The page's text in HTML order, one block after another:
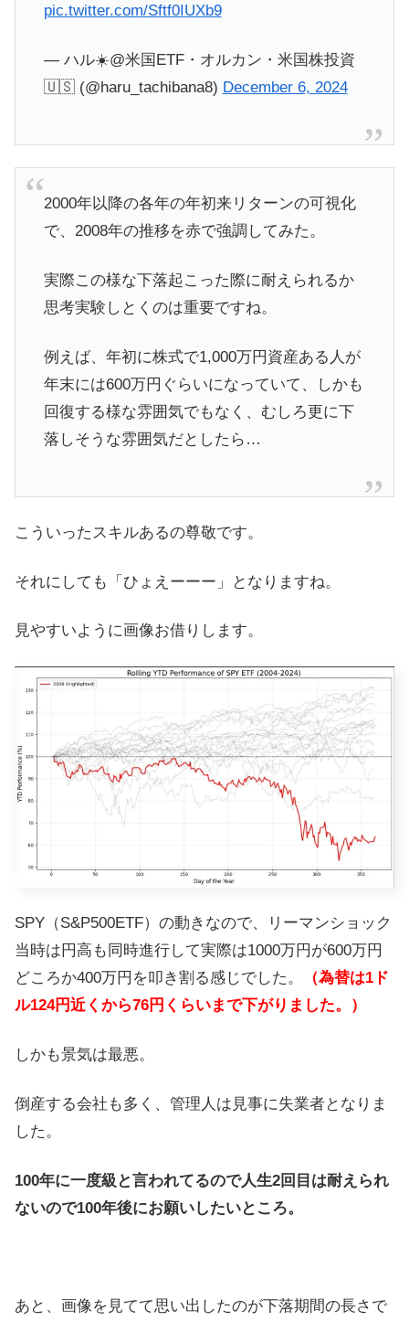
pic.twitter.com/Sftf0IUXb9
— ハル☀️@米国ETF・オルカン・米国株投資
🇺🇸 (@haru_tachibana8) December 6, 2024
2000年以降の各年の年初来リターンの可視化
で、2008年の推移を赤で強調してみた。
実際この様な下落起こった際に耐えられるか
思考実験しとくのは重要ですね。
例えば、年初に株式で1,000万円資産ある人が
年末には600万円ぐらいになっていて、しかも
回復する様な雰囲気でもなく、むしろ更に下
落しそうな雰囲気だとしたら…
こういったスキルあるの尊敬です。
それにしても「ひょえーーー」となりますね。
見やすいように画像お借りします。
SPY（S&P500ETF）の動きなので、リーマンショック
当時は円高も同時進行して実際は1000万円が600万円
どころか400万円を叩き割る感じでした。
（為替は1ド
ル124円近くから76円くらいまで下がりました。）
しかも景気は最悪。
倒産する会社も多く、管理人は見事に失業者となりま
した。
100年に一度級と言われてるので人生2回目は耐えられ
ないので100年後にお願いしたいところ。
あと、画像を見てて思い出したのが下落期間の長さで